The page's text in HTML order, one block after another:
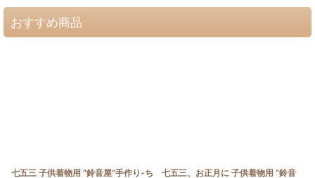
おすすめ商品
七五三 子供着物用 “鈴音屋”手作り-ち
七五三、お正月に 子供着物用 “鈴音